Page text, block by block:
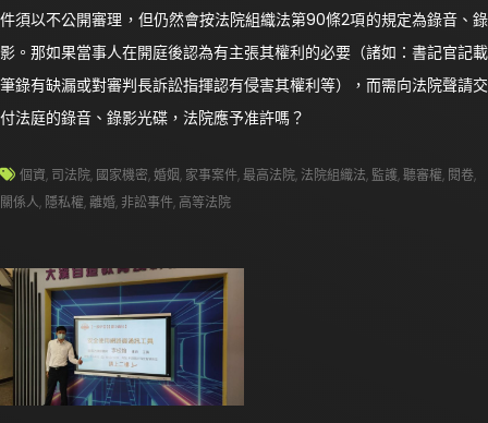
件須以不公開審理，但仍然會按法院組織法第90條2項的規定為錄音、錄
影。那如果當事人在開庭後認為有主張其權利的必要（諸如：書記官記載
筆錄有缺漏或對審判長訴訟指揮認有侵害其權利等），而需向法院聲請交
付法庭的錄音、錄影光碟，法院應予准許嗎？
個資, 司法院, 國家機密,婚姻, 家事案件,最高法院, 法院組織法,監護,聽審權, 閱卷,
關係人, 隱私權,離婚, 非訟事件, 高等法院